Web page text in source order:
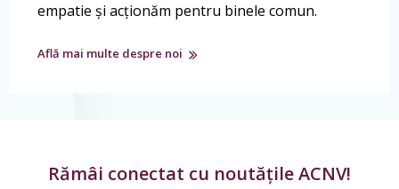
empatie și acționăm pentru binele comun.
Află mai multe despre noi
Rămâi conectat cu noutățile ACNV!